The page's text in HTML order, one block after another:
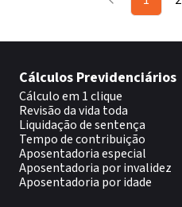
Cálculos Previdenciários
Cálculo em 1 clique
Revisão da vida toda
Liquidação de sentença
Tempo de contribuição
Aposentadoria especial
Aposentadoria por invalidez
Aposentadoria por idade